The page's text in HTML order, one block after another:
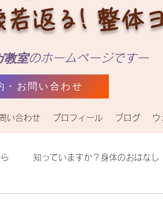
若返る! 整体
教室のホームページですー
・お問い合わせ
い合わせ プロフィール ブログ ウ
知っていますか？身体のおはなし
？